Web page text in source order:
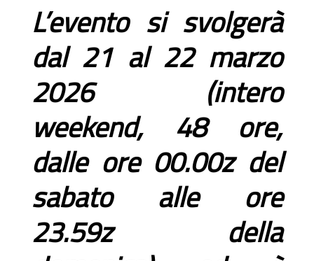
L’evento si svolgerà
dal 21 al 22 marzo
2026 (intero
weekend, 48 ore,
dalle ore 00.00z del
sabato alle ore
23.59z della